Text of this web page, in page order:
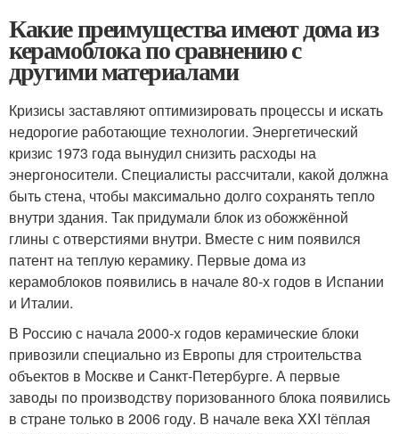
Какие преимущества имеют дома из
керамоблока по сравнению с
другими материалами
Кризисы заставляют оптимизировать процессы и искать
недорогие работающие технологии. Энергетический
кризис 1973 года вынудил снизить расходы на
энергоносители. Специалисты рассчитали, какой должна
быть стена, чтобы максимально долго сохранять тепло
внутри здания. Так придумали блок из обожжённой
глины с отверстиями внутри. Вместе с ним появился
патент на теплую керамику. Первые дома из
керамоблоков появились в начале 80-х годов в Испании
и Италии.
В Россию с начала 2000-х годов керамические блоки
привозили специально из Европы для строительства
объектов в Москве и Санкт-Петербурге. А первые
заводы по производству поризованного блока появились
в стране только в 2006 году. В начале века XXI тёплая